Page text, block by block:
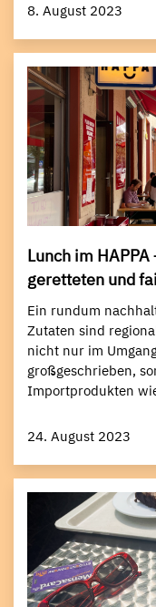
8. August 2023
Lunch im
geretteten und
Ein rundum
Zutaten sind
nicht nur im
großgeschrieben,
Importprodukten
24. August 2023